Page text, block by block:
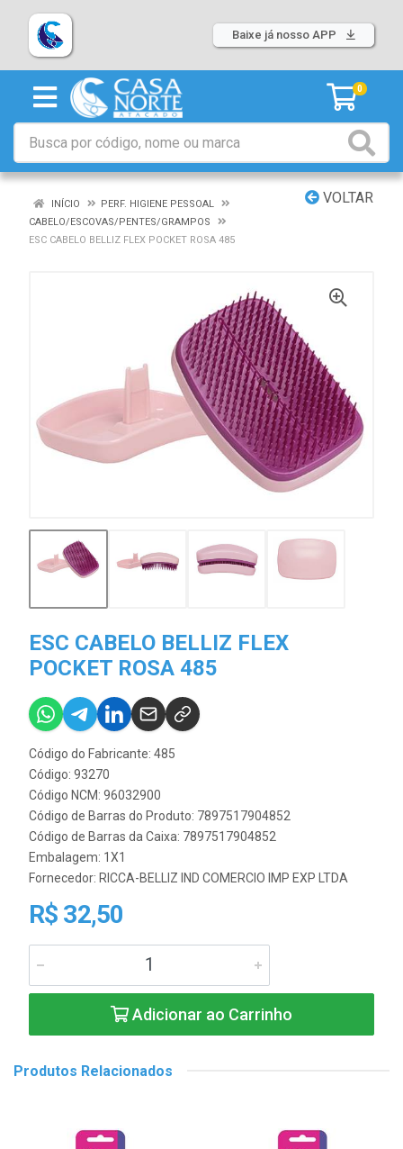
Baixe já nosso APP
0
VOLTAR
INÍCIO
PERF. HIGIENE PESSOAL
CABELO/ESCOVAS/PENTES/GRAMPOS
ESC CABELO BELLIZ FLEX POCKET ROSA 485
ESC CABELO BELLIZ FLEX
POCKET ROSA 485
Código do Fabricante: 485
Código: 93270
Código NCM: 96032900
Código de Barras do Produto: 7897517904852
Código de Barras da Caixa: 7897517904852
Embalagem: 1X1
Fornecedor: RICCA-BELLIZ IND COMERCIO IMP EXP LTDA
R$ 32,50
Adicionar ao Carrinho
Produtos Relacionados